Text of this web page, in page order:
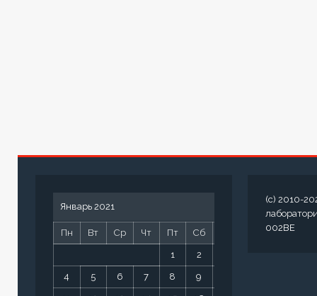
Январь 2021
Пн Вт Ср Чт Пт Сб
1 2
4 5 6 7 8 9
(c) 2010-
002BE